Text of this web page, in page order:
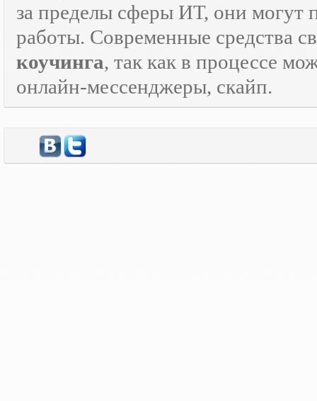
за пределы сферы ИТ, они могут
работы. Современные средства
коучинга, так как в процессе
онлайн-мессенджеры, скайп.